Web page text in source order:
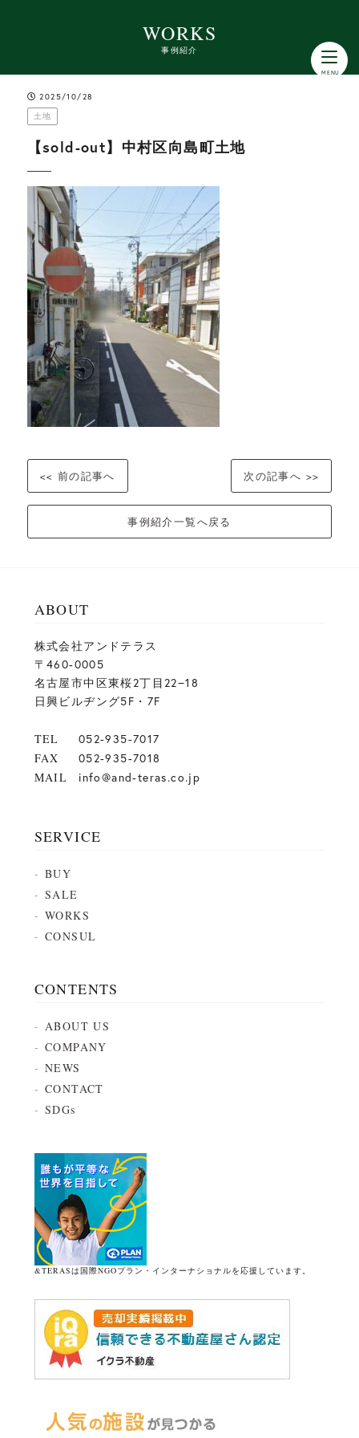
WORKS
事例紹介
2025/10/28
土地
【sold-out】中村区向島町土地
<< 前の記事へ 次の記事へ >>
事例紹介一覧へ戻る
ABOUT
株式会社アンドテラス
〒460-0005
名古屋市中区東桜2丁目22−18
日興ビルヂング5F・7F
TEL 052-935-7017
FAX 052-935-7018
MAIL info@and-teras.co.jp
SERVICE
BUY
SALE
WORKS
CONSUL
CONTENTS
ABOUT US
COMPANY
NEWS
CONTACT
SDGs
&TERASは国際NGOプラン・インターナショナルを応援しています。